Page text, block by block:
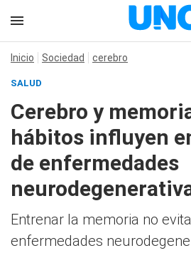
Inicio Sociedad cerebro
SALUD
Cerebro y
hábitos influyen
de enfermedades
Entrenar la memoria no
enfermedades